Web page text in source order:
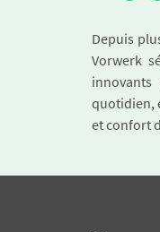
Depuis
Vorwerk
quotidien,
et confort